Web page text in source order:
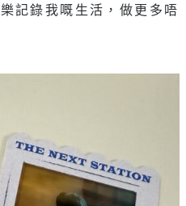
記錄我嘅生活，做更多唔